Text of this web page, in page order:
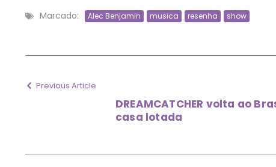
Marcado: Alec Benjamin musica resenha show
Previous Article
DREAMCATCHER volta ao
casa lotada